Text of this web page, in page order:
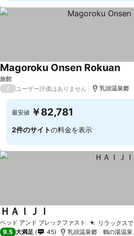
旅館
Magoroku Onsen Rokuan
/ ユーザー評価はありません 乳頭温泉郷
最安値 ￥82,781
2件のサイトの料金を表示
ベッド アンド ブレックファスト リラックス
ＨＡＩＪＩ
9.5 大満足 45 乳頭温泉郷 鶴の湯温泉